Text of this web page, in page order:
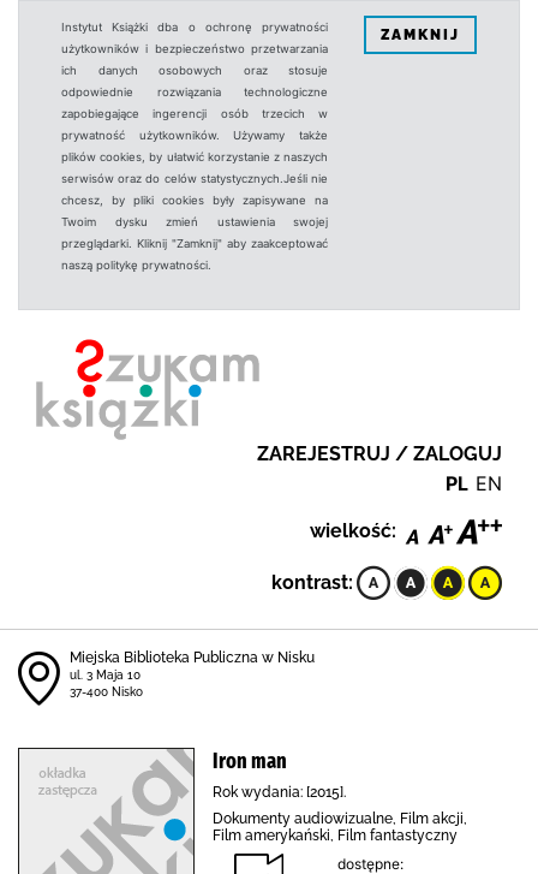
Instytut Książki dba o ochronę prywatności
użytkowników i bezpieczeństwo przetwarzania
ich danych osobowych oraz stosuje
odpowiednie rozwiązania technologiczne
zapobiegające ingerencji osób trzecich w
prywatność użytkowników. Używamy także
plików cookies, by ułatwić korzystanie z naszych
serwisów oraz do celów statystycznych.Jeśli nie
chcesz, by pliki cookies były zapisywane na
Twoim dysku zmień ustawienia swojej
przeglądarki. Kliknij "Zamknij" aby zaakceptować
naszą politykę prywatności.
ZAMKNIJ
ZAREJESTRUJ / ZALOGUJ
PL EN
wielkość:
kontrast:
Miejska Biblioteka Publiczna w Nisku
ul. 3 Maja 10
37-400 Nisko
Iron man
Rok wydania: [2015].
Dokumenty audiowizualne, Film akcji,
Film amerykański, Film fantastyczny
dostępne: